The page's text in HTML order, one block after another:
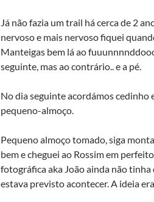
Já não fazia um trail há cerca de 2
nervoso e mais nervoso fiquei
Manteigas bem lá ao
seguinte, mas ao contrário.. e a pé.
No dia seguinte acordámos cedinho
pequeno-almoço.
Pequeno almoço tomado, siga
bem e cheguei ao Rossim em
fotográfica aka João ainda não tinha
estava previsto acontecer. A ideia